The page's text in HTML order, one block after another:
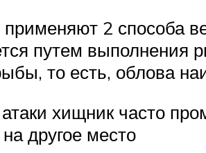
2 способа
путем выполнения
то есть, облова
хищник часто
другое место